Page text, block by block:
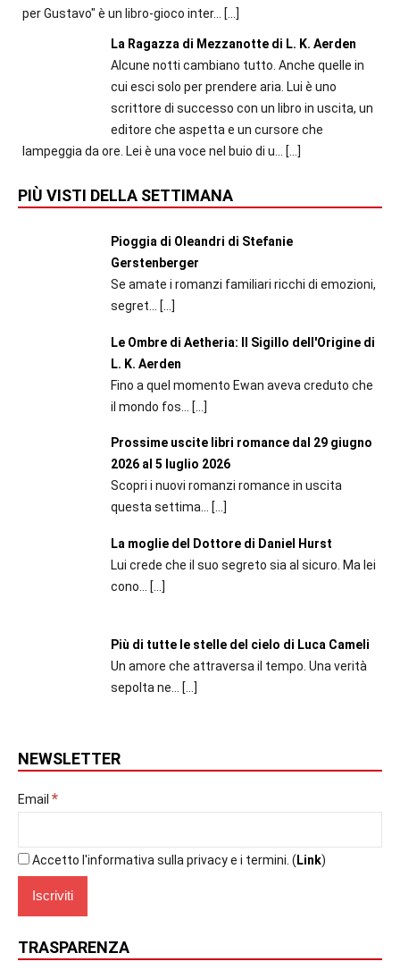
per Gustavo" è un libro-gioco inter...
[…]
La Ragazza di Mezzanotte di L. K. Aerden
Alcune notti cambiano tutto. Anche quelle in
cui esci solo per prendere aria. Lui è uno
scrittore di successo con un libro in uscita, un
editore che aspetta e un cursore che
lampeggia da ore. Lei è una voce nel buio di u...
[…]
PIÙ VISTI DELLA SETTIMANA
Pioggia di Oleandri di Stefanie
Gerstenberger
Se amate i romanzi familiari ricchi di emozioni,
segret...
[…]
Le Ombre di Aetheria: Il Sigillo dell'Origine di
L. K. Aerden
Fino a quel momento Ewan aveva creduto che
il mondo fos...
[…]
Prossime uscite libri romance dal 29 giugno
2026 al 5 luglio 2026
Scopri i nuovi romanzi romance in uscita
questa settima... […]
La moglie del Dottore di Daniel Hurst
Lui crede che il suo segreto sia al sicuro. Ma lei
cono...
[…]
Più di tutte le stelle del cielo di Luca Cameli
Un amore che attraversa il tempo. Una verità
sepolta ne...
[…]
NEWSLETTER
Email *
Accetto l'informativa sulla privacy e i termini. ( Link)
TRASPARENZA